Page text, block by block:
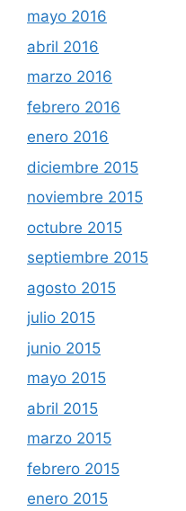
mayo 2016
abril 2016
marzo 2016
febrero 2016
enero 2016
diciembre 2015
noviembre 2015
octubre 2015
septiembre 2015
agosto 2015
julio 2015
junio 2015
mayo 2015
abril 2015
marzo 2015
febrero 2015
enero 2015